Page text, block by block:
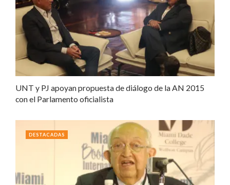
UNT y PJ apoyan propuesta de diálogo de la AN 2015
con el Parlamento oficialista
DESTACADAS